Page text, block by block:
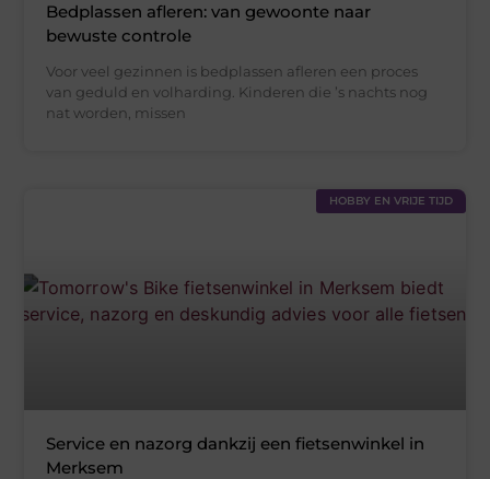
Bedplassen afleren: van gewoonte naar
bewuste controle
Voor veel gezinnen is bedplassen afleren een proces
van geduld en volharding. Kinderen die ’s nachts nog
nat worden, missen
HOBBY EN VRIJE TIJD
Service en nazorg dankzij een fietsenwinkel in
Merksem